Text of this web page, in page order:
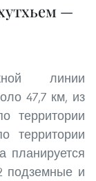
—
линии
47,7 км, из
территории
территории
планируется
подземные и